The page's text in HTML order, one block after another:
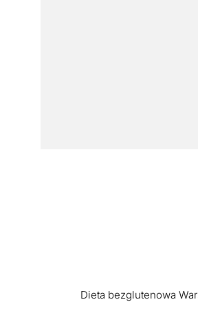
Dieta bezglutenowa